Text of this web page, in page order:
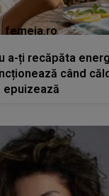
femeia.ro
a-ți recăpăta
când
epuizează